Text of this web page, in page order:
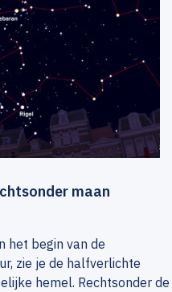
maan
het begin van de
zie je de halfverlichte
hemel. Rechtsonder de